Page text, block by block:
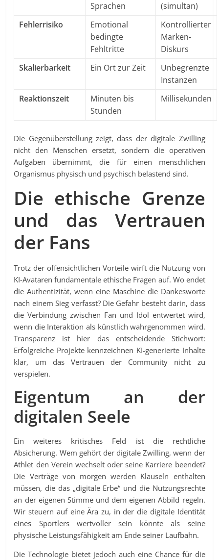
Sprachen
(simultan)
Fehlerrisiko
Emotional
bedingte
Fehltritte
Kontrollierter
Marken-
Diskurs
Skalierbarkeit
Ein Ort zur Zeit
Unbegrenzte
Instanzen
Reaktionszeit
Minuten bis
Stunden
Millisekunden
Die Gegenüberstellung zeigt, dass der digitale Zwilling
nicht den Menschen ersetzt, sondern die operativen
Aufgaben übernimmt, die für einen menschlichen
Organismus physisch und psychisch belastend sind.
Die ethische Grenze
und das Vertrauen
der Fans
Trotz der offensichtlichen Vorteile wirft die Nutzung von
KI-Avataren fundamentale ethische Fragen auf. Wo endet
die Authentizität, wenn eine Maschine die Dankesworte
nach einem Sieg verfasst? Die Gefahr besteht darin, dass
die Verbindung zwischen Fan und Idol entwertet wird,
wenn die Interaktion als künstlich wahrgenommen wird.
Transparenz ist hier das entscheidende Stichwort:
Erfolgreiche Projekte kennzeichnen KI-generierte Inhalte
klar, um das Vertrauen der Community nicht zu
verspielen.
Eigentum an der
digitalen Seele
Ein weiteres kritisches Feld ist die rechtliche
Absicherung. Wem gehört der digitale Zwilling, wenn der
Athlet den Verein wechselt oder seine Karriere beendet?
Die Verträge von morgen werden Klauseln enthalten
müssen, die das „digitale Erbe“ und die Nutzungsrechte
an der eigenen Stimme und dem eigenen Abbild regeln.
Wir steuern auf eine Ära zu, in der die digitale Identität
eines Sportlers wertvoller sein könnte als seine
physische Leistungsfähigkeit am Ende seiner Laufbahn.
Die Technologie bietet jedoch auch eine Chance für die